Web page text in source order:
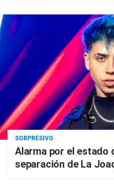
SORPRESIVO
Alarma por el estado
separación de La